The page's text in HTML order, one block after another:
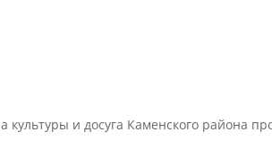
и досуга Каменского района